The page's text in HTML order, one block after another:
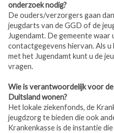
onderzoek nodig?
De ouders/verzorgers gaan
jeugdarts van de GGD of de
Jugendamt. De gemeente
contactgegevens hiervan. Als
met het Jugendamt kunt u de
vragen.
Wie is verantwoordelijk voor
Duitsland wonen?
Het lokale ziekenfonds, de
jeugdzorg te bieden die ook
Krankenkasse is de instantie